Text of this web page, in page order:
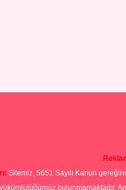
Sitemiz, 5651 Sayılı Kanun
bulunmamaktadır.